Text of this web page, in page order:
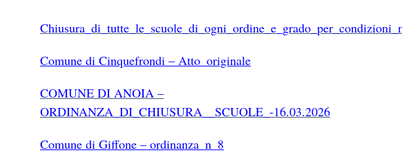
Comune di Cinquefrondi – Atto_originale
COMUNE DI ANOIA –
ORDINANZA_DI_CHIUSURA__SCUOLE_-16.03.2026
Comune di Giffone – ordinanza_n_8